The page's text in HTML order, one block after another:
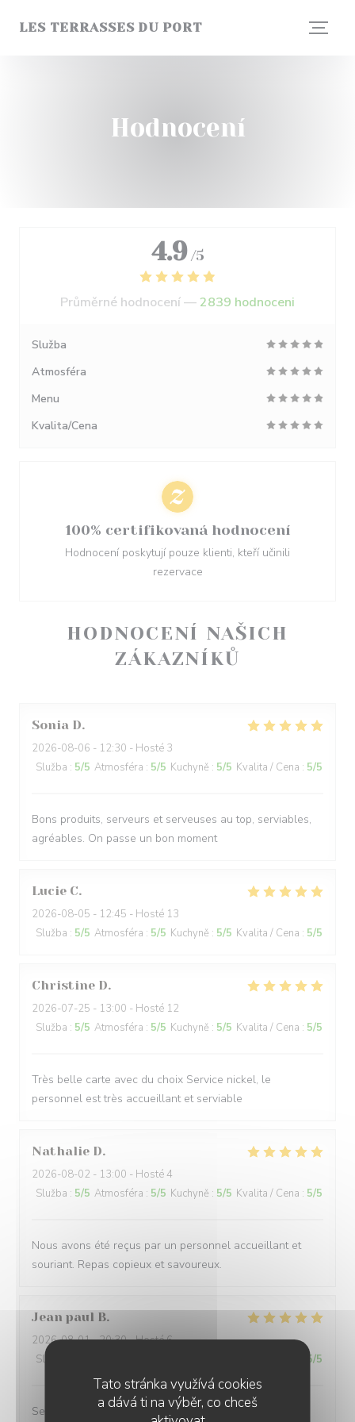
Tato stránka využívá cookies
a dává ti na výběr, co chceš
LES TERRASSES DU PORT
Hodnocení
HODNOCENÍ NAŠICH
ZÁKAZNÍKŮ
Sonia D
2026-08-06 - 12:30 - Hosté 3
Služba : 5/5 Atmosféra : 5/5 Kuchyně : 5/5 Kvalita / Cena : 5/5
Bons produits, serveurs et serveuses au top, serviables,
agréables. On passe un bon moment
Lucie C
2026-08-05 - 12:45 - Hosté 13
Služba : 5/5 Atmosféra : 5/5 Kuchyně : 5/5 Kvalita / Cena : 5/5
Christine D
2026-07-25 - 13:00 - Hosté 12
Služba : 5/5 Atmosféra : 5/5 Kuchyně : 5/5 Kvalita / Cena : 5/5
Très belle carte avec du choix Service nickel, le
personnel est très accueillant et serviable
Nathalie D
2026-08-02 - 13:00 - Hosté 4
Služba : 5/5 Atmosféra : 5/5 Kuchyně : 5/5 Kvalita / Cena : 5/5
Nous avons été reçus par un personnel accueillant et
souriant. Repas copieux et savoureux.
Jean paul B
2026-08-01- 20:30 - Hosté 6
Služba
5/5
Service excellent. Repas de qualité. Je recommande
4.9 /5
Průměrné hodnocení — 2839 hodnoceni
Služba
Atmosféra
Menu
Kvalita/Cena
100% certifikovaná hodnocení
Hodnocení poskytují pouze klienti, kteří učinili
rezervace